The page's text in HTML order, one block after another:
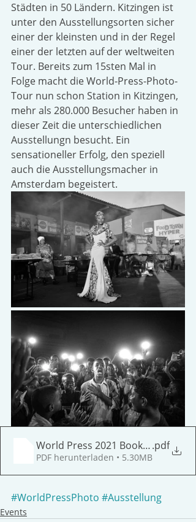
Städten in 50 Ländern. Kitzingen ist
unter den Ausstellungsorten sicher
einer der kleinsten und in der Regel
einer der letzten auf der weltweiten
Tour. Bereits zum 15sten Mal in
Folge macht die World-Press-Photo-
Tour nun schon Station in Kitzingen,
mehr als 280.000 Besucher haben in
dieser Zeit die unterschiedlichen
Ausstellungn besucht. Ein
sensationeller Erfolg, den speziell
auch die Ausstellungsmacher in
Amsterdam begeistert.
World Press 2021 Booklet.pdf
PDF herunterladen • 5.30MB
#WorldPressPhoto #Ausstellung
Events